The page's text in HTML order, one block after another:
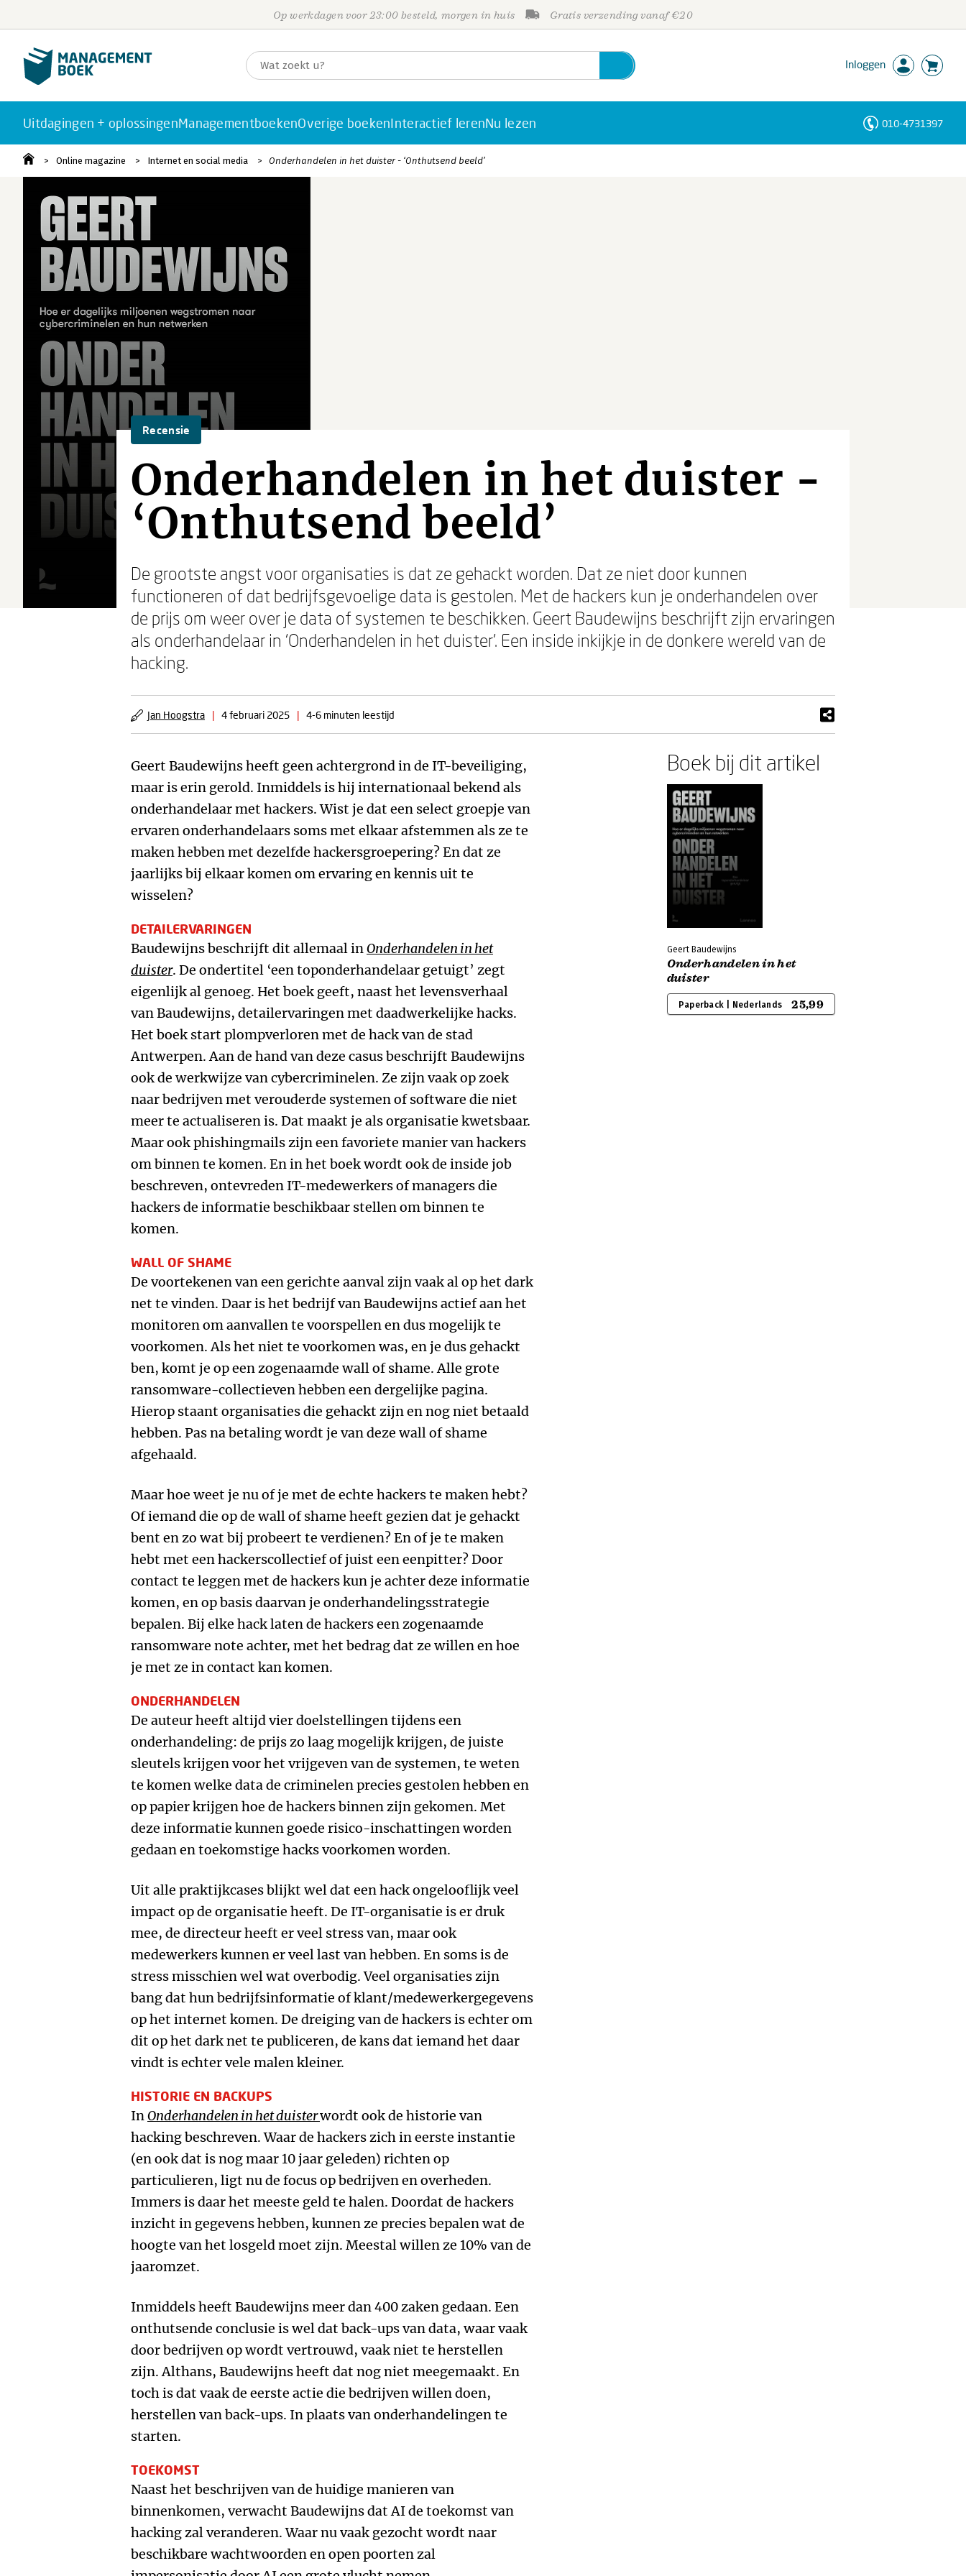
Op werkdagen voor 23:00 besteld, morgen in huis Gratis verzending vanaf €20
Inloggen
Uitdagingen + oplossingenManagementboekenOverige boekenInteractief lerenNu lezen 010-4731397
Online magazine Internet en social media Onderhandelen in het duister - ‘Onthutsend beeld’
Recensie
Onderhandelen in het duister -
‘Onthutsend beeld’
De grootste angst voor organisaties is dat ze gehackt worden. Dat ze niet door kunnen
functioneren of dat bedrijfsgevoelige data is gestolen. Met de hackers kun je onderhandelen over
de prijs om weer over je data of systemen te beschikken. Geert Baudewijns beschrijft zijn ervaringen
als onderhandelaar in ‘Onderhandelen in het duister’. Een inside inkijkje in de donkere wereld van de
hacking.
Jan Hoogstra | 4 februari 2025 | 4-6 minuten leestijd
Geert Baudewijns heeft geen achtergrond in de IT-beveiliging,
maar is erin gerold. Inmiddels is hij internationaal bekend als
onderhandelaar met hackers. Wist je dat een select groepje van
ervaren onderhandelaars soms met elkaar afstemmen als ze te
maken hebben met dezelfde hackersgroepering? En dat ze
jaarlijks bij elkaar komen om ervaring en kennis uit te
wisselen?
DETAILERVARINGEN
Baudewijns beschrijft dit allemaal inOnderhandelen in het
duister. De ondertitel ‘een toponderhandelaar getuigt’ zegt
eigenlijk al genoeg. Het boek geeft, naast het levensverhaal
van Baudewijns, detailervaringen met daadwerkelijke hacks.
Het boek start plompverloren met de hack van de stad
Antwerpen. Aan de hand van deze casus beschrijft Baudewijns
ook de werkwijze van cybercriminelen. Ze zijn vaak op zoek
naar bedrijven met verouderde systemen of software die niet
meer te actualiseren is. Dat maakt je als organisatie kwetsbaar.
Maar ook phishingmails zijn een favoriete manier van hackers
om binnen te komen. En in het boek wordt ook de inside job
beschreven, ontevreden IT-medewerkers of managers die
hackers de informatie beschikbaar stellen om binnen te
komen.
WALL OF SHAME
De voortekenen van een gerichte aanval zijn vaak al op het dark
net te vinden. Daar is het bedrijf van Baudewijns actief aan het
monitoren om aanvallen te voorspellen en dus mogelijk te
voorkomen. Als het niet te voorkomen was, en je dus gehackt
ben, komt je op een zogenaamde wall of shame. Alle grote
ransomware-collectieven hebben een dergelijke pagina.
Hierop staant organisaties die gehackt zijn en nog niet betaald
hebben. Pas na betaling wordt je van deze wall of shame
afgehaald.
Maar hoe weet je nu of je met de echte hackers te maken hebt?
Of iemand die op de wall of shame heeft gezien dat je gehackt
bent en zo wat bij probeert te verdienen? En of je te maken
hebt met een hackerscollectief of juist een eenpitter? Door
contact te leggen met de hackers kun je achter deze informatie
komen, en op basis daarvan je onderhandelingsstrategie
bepalen. Bij elke hack laten de hackers een zogenaamde
ransomware note achter, met het bedrag dat ze willen en hoe
je met ze in contact kan komen.
ONDERHANDELEN
De auteur heeft altijd vier doelstellingen tijdens een
onderhandeling: de prijs zo laag mogelijk krijgen, de juiste
sleutels krijgen voor het vrijgeven van de systemen, te weten
te komen welke data de criminelen precies gestolen hebben en
op papier krijgen hoe de hackers binnen zijn gekomen. Met
deze informatie kunnen goede risico-inschattingen worden
gedaan en toekomstige hacks voorkomen worden.
Uit alle praktijkcases blijkt wel dat een hack ongelooflijk veel
impact op de organisatie heeft. De IT-organisatie is er druk
mee, de directeur heeft er veel stress van, maar ook
medewerkers kunnen er veel last van hebben. En soms is de
stress misschien wel wat overbodig. Veel organisaties zijn
bang dat hun bedrijfsinformatie of klant/medewerkergegevens
op het internet komen. De dreiging van de hackers is echter om
dit op het dark net te publiceren, de kans dat iemand het daar
vindt is echter vele malen kleiner.
HISTORIE EN BACKUPS
InOnderhandelen in het duisterwordt ook de historie van
hacking beschreven. Waar de hackers zich in eerste instantie
(en ook dat is nog maar 10 jaar geleden) richten op
particulieren, ligt nu de focus op bedrijven en overheden.
Immers is daar het meeste geld te halen. Doordat de hackers
inzicht in gegevens hebben, kunnen ze precies bepalen wat de
hoogte van het losgeld moet zijn. Meestal willen ze 10% van de
jaaromzet.
Inmiddels heeft Baudewijns meer dan 400 zaken gedaan. Een
onthutsende conclusie is wel dat back-ups van data, waar vaak
door bedrijven op wordt vertrouwd, vaak niet te herstellen
zijn. Althans, Baudewijns heeft dat nog niet meegemaakt. En
toch is dat vaak de eerste actie die bedrijven willen doen,
herstellen van back-ups. In plaats van onderhandelingen te
starten.
TOEKOMST
Naast het beschrijven van de huidige manieren van
binnenkomen, verwacht Baudewijns dat AI de toekomst van
hacking zal veranderen. Waar nu vaak gezocht wordt naar
beschikbare wachtwoorden en open poorten zal
Boek bij dit artikel
Geert Baudewijns
Onderhandelen in het
duister
Paperback | Nederlands 25,99
Personen